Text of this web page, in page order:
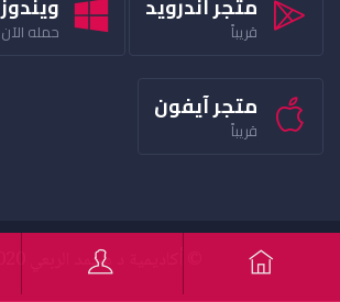
قريباً حمله الآن
متجر آيفون
قريباً
© أكاديمية د محمد الربعي 2020